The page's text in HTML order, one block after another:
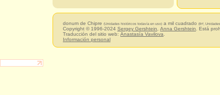
donum de Chipre (Unidades históricos todavía en uso) a mil cuadrado (th²,
Copyright © 1996-2024 Sergey Gershtein Anna Gershtein . Está
Traducción del sitio web: Anastasía Vavilova
Información personal